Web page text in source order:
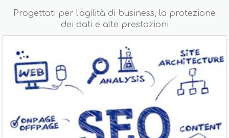
Progettati per l'agilità di business, la protezione
dei dati e alte prestazioni